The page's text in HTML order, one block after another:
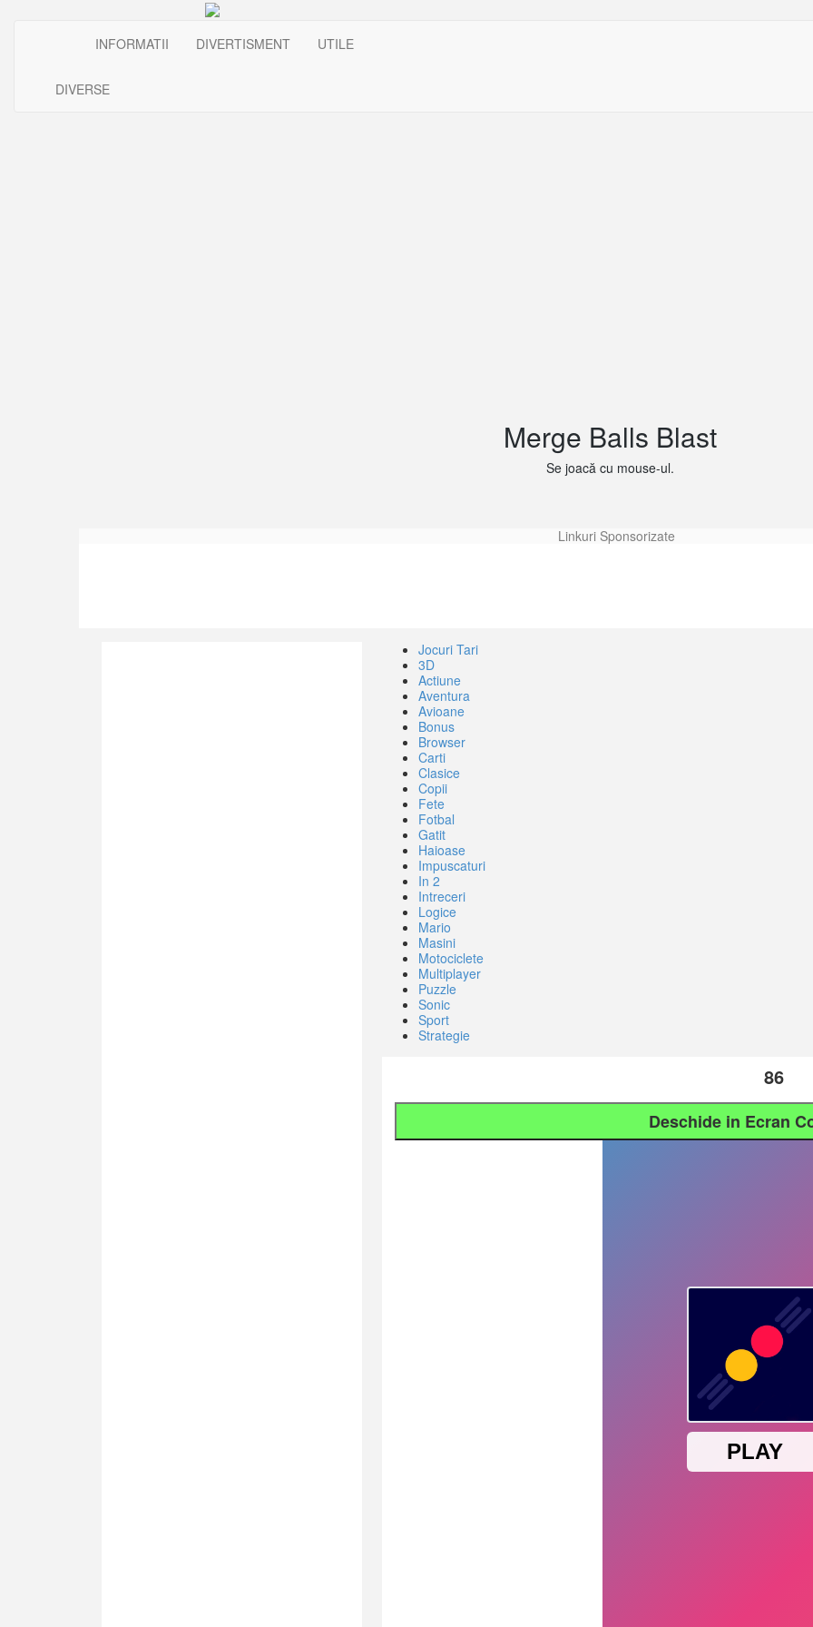
INFORMATII DIVERTISMENT UTILE
DIVERSE
Merge Balls Blast
Se joacă cu mouse-ul.
Linkuri Sponsorizate
Jocuri Tari
3D
Actiune
Aventura
Avioane
Bonus
Browser
Carti
Clasice
Copii
Fete
Fotbal
Gatit
Haioase
Impuscaturi
In 2
Intreceri
Logice
Mario
Masini
Motociclete
Multiplayer
Puzzle
Sonic
Sport
Strategie
86
Deschide in Ecran